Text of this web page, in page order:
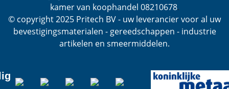
kamer van koophandel 08210678.
© copyright 2025 Pritech BV - uw leverancier voor al uw
bevestigingsmaterialen - gereedschappen - industrie
artikelen en smeermiddelen.